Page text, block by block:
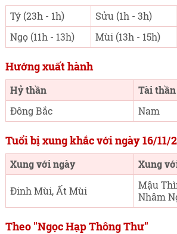
Tý (23h - 1h) Sửu (1h - 3h)
Ngọ (11h - 13h)
Mùi (13h - 15h)
Hướng xuất hành
Hỷ thần
Tài thần
Đông Bắc
Nam
Tuổi bị xung khắc với ngày 16/11/
Xung với ngày Xung
Đinh Mùi, Ất Mùi
Mậu
Nhâm
Theo "Ngọc Hạp Thông Thư"